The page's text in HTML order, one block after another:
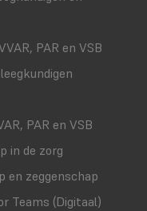
PAR en VSB
PAR en VSB
in de zorg
en zeggenschap
Teams (Digitaal)